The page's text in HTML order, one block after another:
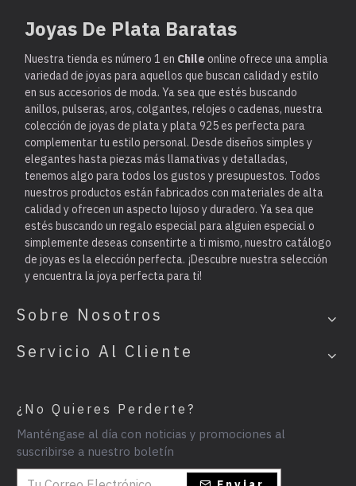
Joyas De Plata Baratas
Nuestra tienda es número 1 en Chile online ofrece una amplia
variedad de joyas para aquellos que buscan calidad y estilo
en sus accesorios de moda. Ya sea que estés buscando
anillos, pulseras, aros, colgantes, relojes o cadenas, nuestra
colección de joyas de plata y plata 925 es perfecta para
complementar tu estilo personal. Desde diseños simples y
elegantes hasta piezas más llamativas y detalladas,
tenemos algo para todos los gustos y presupuestos. Todos
nuestros productos están fabricados con materiales de alta
calidad y ofrecen un aspecto lujoso y duradero. Ya sea que
estés buscando un regalo especial para alguien especial o
simplemente deseas consentirte a ti mismo, nuestro catálogo
de joyas es la elección perfecta. ¡Descubre nuestra selección
y encuentra la joya perfecta para ti!
Sobre Nosotros
Servicio Al Cliente
¿No Quieres Perderte?
Manténgase al día con noticias y promociones al
suscribirse a nuestro boletín